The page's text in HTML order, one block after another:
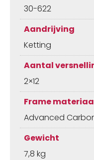
30-622
Aandrijving
Ketting
Aantal
2×12
Frame
Advanced
Gewicht
7,8 kg